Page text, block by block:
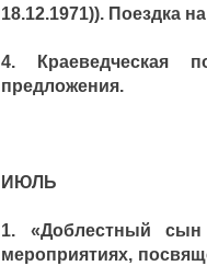
18.12.1971)). Поездка
4. Краеведческая
предложения.
ИЮЛЬ
1. «Доблестный
мероприятиях,